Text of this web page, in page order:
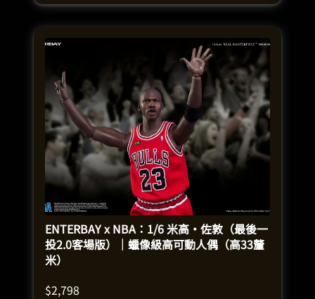
ENTERBAY x NBA：1/6 米高·佐敦（最後一
投2.0客場版）｜蠟像級高可動人偶（高33釐
米）
$2,798